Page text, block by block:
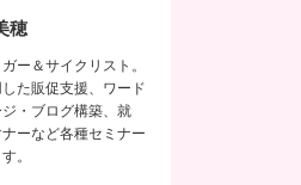
穂
ー＆サイクリスト。
た販促支援、ワード
・ブログ構築、就
ーなど各種セミナー
。